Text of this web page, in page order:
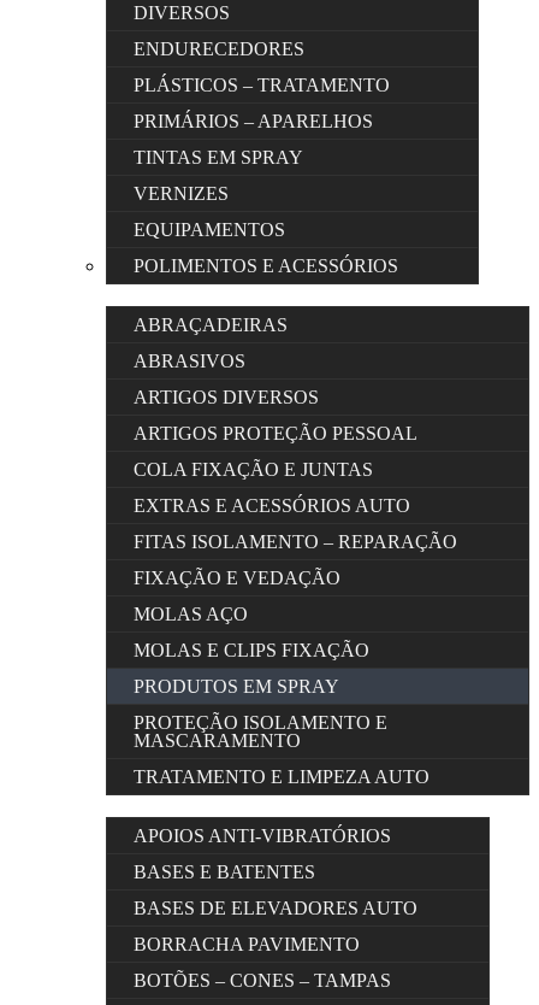
DIVERSOS
ENDURECEDORES
PLÁSTICOS – TRATAMENTO
PRIMÁRIOS – APARELHOS
TINTAS EM SPRAY
VERNIZES
EQUIPAMENTOS
POLIMENTOS E ACESSÓRIOS
ABRAÇADEIRAS
ABRASIVOS
ARTIGOS DIVERSOS
ARTIGOS PROTEÇÃO PESSOAL
COLA FIXAÇÃO E JUNTAS
EXTRAS E ACESSÓRIOS AUTO
FITAS ISOLAMENTO – REPARAÇÃO
FIXAÇÃO E VEDAÇÃO
MOLAS AÇO
MOLAS E CLIPS FIXAÇÃO
PRODUTOS EM SPRAY
PROTEÇÃO ISOLAMENTO E
MASCARAMENTO
TRATAMENTO E LIMPEZA AUTO
APOIOS ANTI-VIBRATÓRIOS
BASES E BATENTES
BASES DE ELEVADORES AUTO
BORRACHA PAVIMENTO
BOTÕES – CONES – TAMPAS